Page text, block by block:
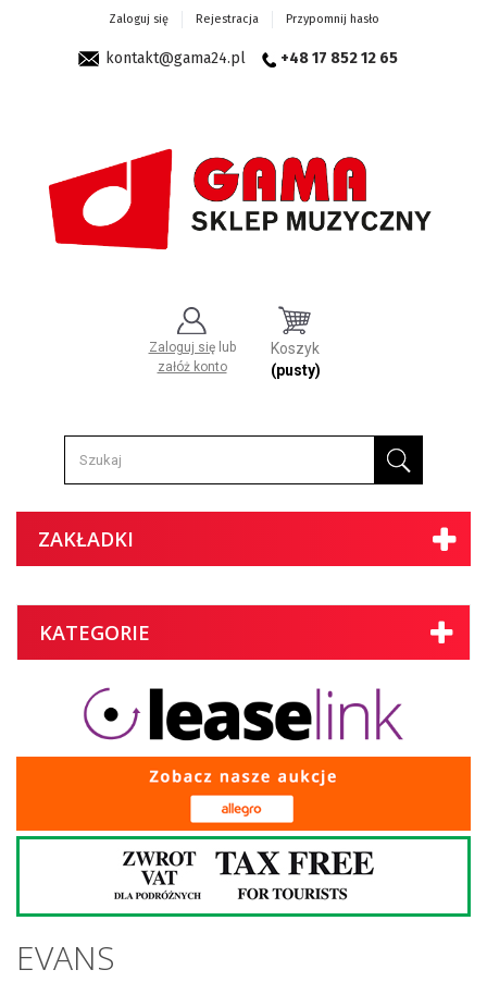
Zaloguj się Rejestracja Przypomnij hasło
kontakt@gama24.pl +48 17 852 12 65
Zaloguj się lub
załóż konto
Koszyk
(pusty)
ZAKŁADKI
KATEGORIE
EVANS